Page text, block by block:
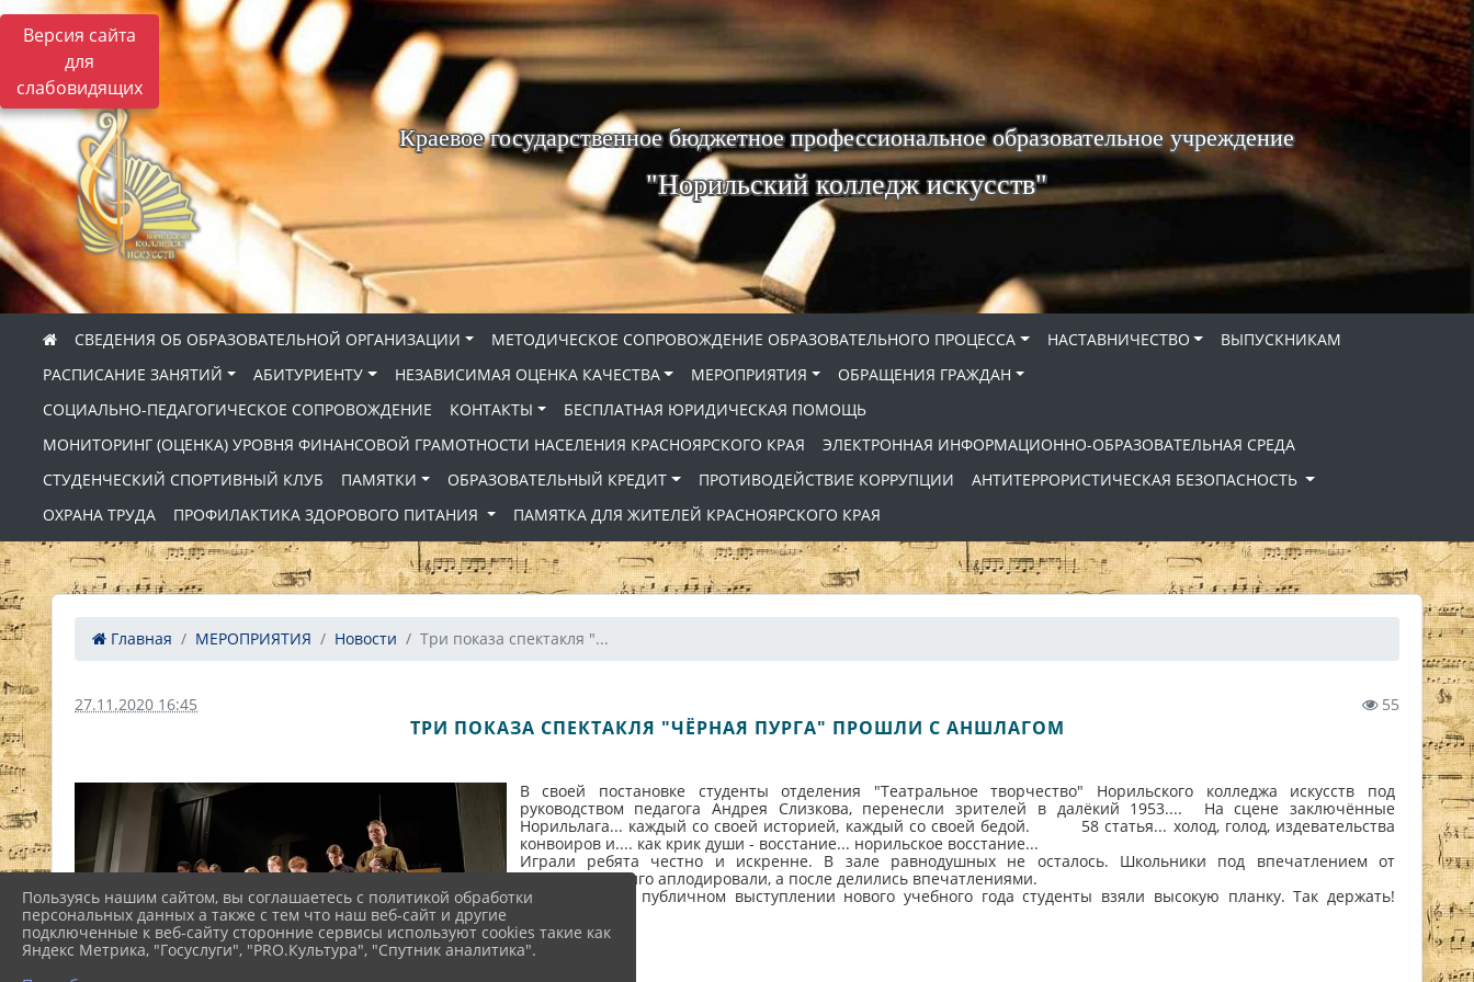
Версия сайта
для
слабовидящих
Краевое государственное бюджетное профессиональное образовательное учреждение
"Норильский колледж искусств"
СВЕДЕНИЯ ОБ ОБРАЗОВАТЕЛЬНОЙ ОРГАНИЗАЦИИ МЕТОДИЧЕСКОЕ СОПРОВОЖДЕНИЕ ОБРАЗОВАТЕЛЬНОГО ПРОЦЕССА НАСТАВНИЧЕСТВО
ВЫПУСКНИКАМ
РАСПИСАНИЕ ЗАНЯТИЙ
АБИТУРИЕНТУ НЕЗАВИСИМАЯ ОЦЕНКА КАЧЕСТВА МЕРОПРИЯТИЯ
ОБРАЩЕНИЯ ГРАЖДАН
СОЦИАЛЬНО-ПЕДАГОГИЧЕСКОЕ СОПРОВОЖДЕНИЕ
КОНТАКТЫ
БЕСПЛАТНАЯ ЮРИДИЧЕСКАЯ ПОМОЩЬ
МОНИТОРИНГ (ОЦЕНКА) УРОВНЯ ФИНАНСОВОЙ ГРАМОТНОСТИ НАСЕЛЕНИЯ КРАСНОЯРСКОГО КРАЯ
ЭЛЕКТРОННАЯ ИНФОРМАЦИОННО-ОБРАЗОВАТЕЛЬНАЯ СРЕДА
СТУДЕНЧЕСКИЙ СПОРТИВНЫЙ КЛУБ
ПАМЯТКИ ОБРАЗОВАТЕЛЬНЫЙ КРЕДИТ ПРОТИВОДЕЙСТВИЕ КОРРУПЦИИ
АНТИТЕРРОРИСТИЧЕСКАЯ БЕЗОПАСНОСТЬ
ОХРАНА ТРУДА
ПРОФИЛАКТИКА ЗДОРОВОГО ПИТАНИЯ ПАМЯТКА ДЛЯ ЖИТЕЛЕЙ КРАСНОЯРСКОГО КРАЯ
Главная МЕРОПРИЯТИЯ Новости Три показа спектакля "...
27.11.2020 16:45 55
ТРИ ПОКАЗА СПЕКТАКЛЯ "ЧЁРНАЯ ПУРГА" ПРОШЛИ С АНШЛАГОМ
В своей постановке студенты отделения "Театральное творчество" Норильского колледжа искусств под
руководством педагога Андрея Слизкова, перенесли зрителей в далёкий 1953.... На сцене заключённые
Норильлага... каждый со своей историей, каждый со своей бедой. 58 статья... холод, голод, издевательства
конвоиров и.... как крик души - восстание... норильское восстание...
Играли ребята честно и искренне. В зале равнодушных не осталось. Школьники под впечатлением от
увиденного долго аплодировали, а после делились впечатлениями.
На первом же публичном выступлении нового учебного года студенты взяли высокую планку. Так держать!
Пользуясь нашим сайтом, вы соглашаетесь с политикой обработки
персональных данных а также с тем что наш веб-сайт и другие
подключенные к веб-сайту сторонние сервисы используют cookies такие как
Яндекс Метрика, "Госуслуги", "PRO.Культура", "Спутник аналитика".